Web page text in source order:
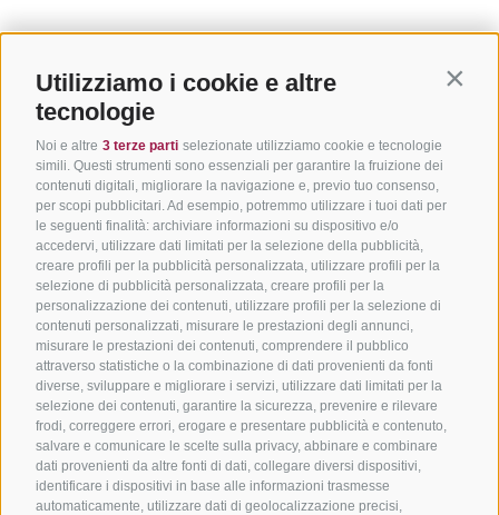
Utilizziamo i cookie e altre
tecnologie
Noi e altre 3 terze parti selezionate utilizziamo cookie e tecnologie
simili. Questi strumenti sono essenziali per garantire la fruizione dei
contenuti digitali, migliorare la navigazione e, previo tuo consenso,
per scopi pubblicitari. Ad esempio, potremmo utilizzare i tuoi dati per
le seguenti finalità: archiviare informazioni su dispositivo e/o
accedervi, utilizzare dati limitati per la selezione della pubblicità,
creare profili per la pubblicità personalizzata, utilizzare profili per la
selezione di pubblicità personalizzata, creare profili per la
personalizzazione dei contenuti, utilizzare profili per la selezione di
contenuti personalizzati, misurare le prestazioni degli annunci,
misurare le prestazioni dei contenuti, comprendere il pubblico
attraverso statistiche o la combinazione di dati provenienti da fonti
diverse, sviluppare e migliorare i servizi, utilizzare dati limitati per la
selezione dei contenuti, garantire la sicurezza, prevenire e rilevare
frodi, correggere errori, erogare e presentare pubblicità e contenuto,
salvare e comunicare le scelte sulla privacy, abbinare e combinare
dati provenienti da altre fonti di dati, collegare diversi dispositivi,
identificare i dispositivi in base alle informazioni trasmesse
automaticamente, utilizzare dati di geolocalizzazione precisi,